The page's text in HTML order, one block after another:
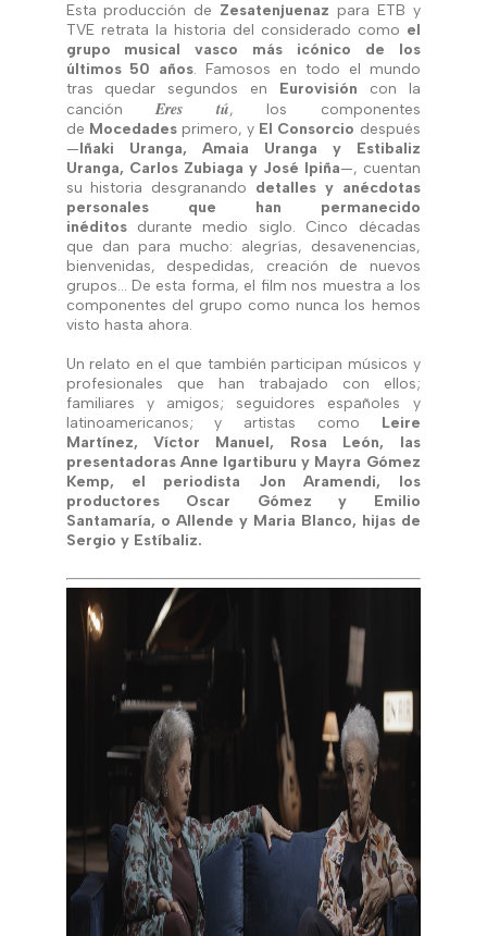
Esta producción de Zesatenjuenaz para ETB y
TVE retrata la historia del considerado como el
grupo musical vasco más icónico de los
últimos 50 años. Famosos en todo el mundo
tras quedar segundos en Eurovisión con la
canciónEres tú, los componentes
de Mocedadesprimero, y El Consorcio después
—Iñaki Uranga, Amaia Uranga y Estibaliz
Uranga, Carlos Zubiaga y José Ipiña—, cuentan
su historia desgranando detalles y anécdotas
personales que han permanecido
inéditos durante medio siglo. Cinco décadas
que dan para mucho: alegrías, desavenencias,
bienvenidas, despedidas, creación de nuevos
grupos… De esta forma, el film nos muestra a los
componentes del grupo como nunca los hemos
visto hasta ahora.
Un relato en el que también participan músicos y
profesionales que han trabajado con ellos;
familiares y amigos; seguidores españoles y
latinoamericanos; y artistas como Leire
Martínez, Víctor Manuel, Rosa León, las
presentadoras Anne Igartiburu y Mayra Gómez
Kemp, el periodista Jon Aramendi, los
productores Oscar Gómez y Emilio
Santamaría, o Allende y Maria Blanco, hijas de
Sergio y Estíbaliz.